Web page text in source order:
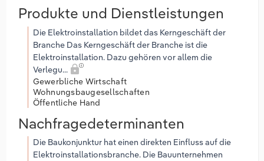
Produkte und Dienstleistungen
Die Elektroinstallation bildet das Kerngeschäft der
Branche Das Kerngeschäft der Branche ist die
Elektroinstallation. Dazu gehören vor allem die
Verlegu...
Gewerbliche Wirtschaft
Wohnungsbaugesellschaften
Öffentliche Hand
Nachfragedeterminanten
Die Baukonjunktur hat einen direkten Einfluss auf die
Elektroinstallationsbranche. Die Bauunternehmen